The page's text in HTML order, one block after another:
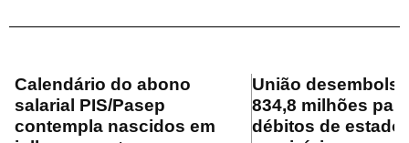
Calendário do abono
salarial PIS/Pasep
contempla nascidos em
União
834,8 milhões
débitos de